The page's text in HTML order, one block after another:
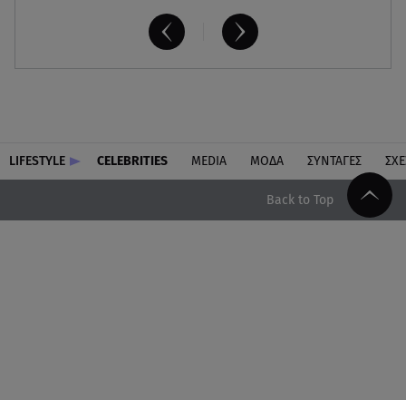
LIFESTYLE CELEBRITIES MEDIA ΜΟΔΑ ΣΥΝΤΑΓΕΣ
Back to Top